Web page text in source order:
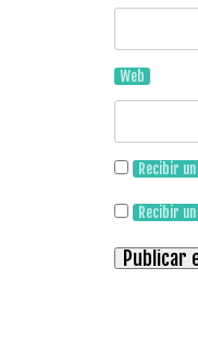
Web
Recibir
Recibir